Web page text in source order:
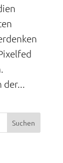
der...
Suchen